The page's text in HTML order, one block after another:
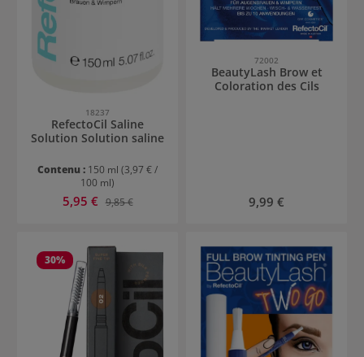
18237
RefectoCil Saline
Solution Solution saline
Contenu : 150 ml (3,97 € /
100 ml)
Prix de vente :
5,95 € Prix régulier :
9,85 €
72002
BeautyLash Brow et
Coloration des Cils
Prix régulier :
9,99 €
30%